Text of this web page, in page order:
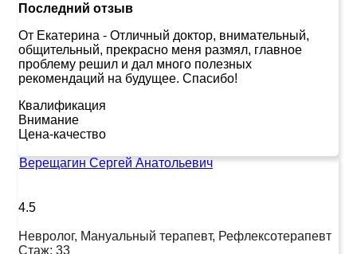
Последний отзыв
От Екатерина - Отличный доктор, внимательный,
общительный, прекрасно меня размял, главное
проблему решил и дал много полезных
рекомендаций на будущее. Спасибо!
Квалификация
Внимание
Цена-качество
Верещагин Сергей Анатольевич
4.5
Невролог, Мануальный терапевт, Рефлексотерапевт
Стаж: 33